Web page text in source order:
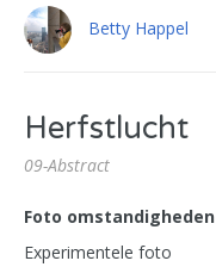
Betty Happel
Herfstlucht
09-Abstract
Foto omstandigheden
Experimentele foto